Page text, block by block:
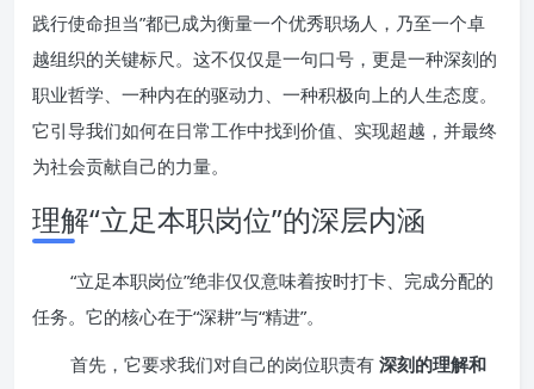
践行使命担当”都已成为衡量一个优秀职场人，乃至一个卓
越组织的关键标尺。这不仅仅是一句口号，更是一种深刻的
职业哲学、一种内在的驱动力、一种积极向上的人生态度。
它引导我们如何在日常工作中找到价值、实现超越，并最终
为社会贡献自己的力量。
理解“立足本职岗位”的深层内涵
“立足本职岗位”绝非仅仅意味着按时打卡、完成分配的
任务。它的核心在于“深耕”与“精进”。
首先，它要求我们对自己的岗位职责有 深刻的理解和